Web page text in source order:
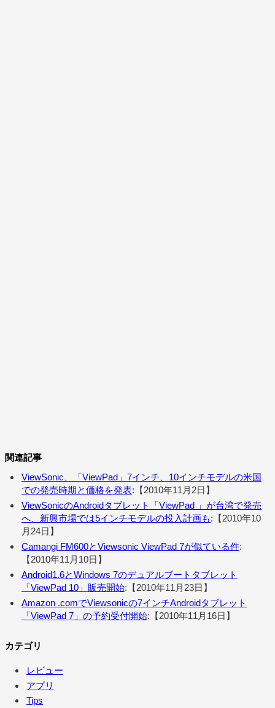
関連記事
ViewSonic、「ViewPad」7インチ、10インチモデルの米国
での発売時期と価格を発表:【2010年11月2日】
ViewSonicのAndroidタブレット「ViewPad 」が台湾で発売
へ、新興市場では5インチモデルの投入計画も:【2010年10
月24日】
Camangi FM600とViewsonic ViewPad 7が似ている件:
【2010年11月10日】
Android1.6とWindows 7のデュアルブートタブレット
「ViewPad 10」販売開始:【2010年11月23日】
Amazon .comでViewsonicの7インチAndroidタブレット
「ViewPad 7」の予約受付開始:【2010年11月16日】
カテゴリ
レビュー
アプリ
Tips